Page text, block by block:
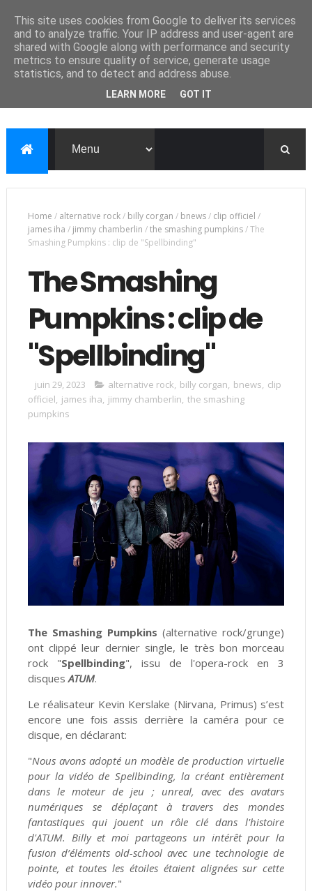
Home / alternative rock/ billy corgan / bnews/ clip officiel /
james iha / jimmy chamberlin /the smashing pumpkins/The
Smashing Pumpkins : clip de "Spellbinding"
The Smashing
Pumpkins : clip de
"Spellbinding"
juin 29, 2023 alternative rock, billy corgan, bnews, clip
officiel, james iha, jimmy chamberlin, the smashing
pumpkins
The Smashing Pumpkins (alternative rock/grunge)
ont clippé leur dernier single, le très bon morceau
rock "Spellbinding", issu de l'opera-rock en 3
disquesATUM.
Le réalisateur Kevin Kerslake (Nirvana, Primus) s’est
encore une fois assis derrière la caméra pour ce
disque, en déclarant:
"Nous avons adopté un modèle de production virtuelle
pour la vidéo de Spellbinding, la créant entièrement
dans le moteur de jeu ; unreal, avec des avatars
numériques se déplaçant à travers des mondes
fantastiques qui jouent un rôle clé dans l'histoire
d'ATUM. Billy et moi partageons un intérêt pour la
fusion d’éléments old-school avec une technologie de
pointe, et toutes les étoiles étaient alignées sur cette
vidéo pour innover."
This site uses cookies from Google to deliver its services
and to analyze traffic. Your IP address and user-agent are
shared with Google along with performance and security
metrics to ensure quality of service, generate usage
statistics, and to detect and address abuse.
LEARN MORE GOT IT